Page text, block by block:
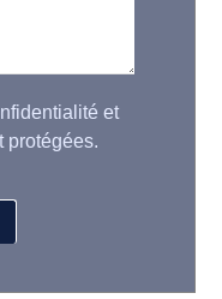
et
protégées.